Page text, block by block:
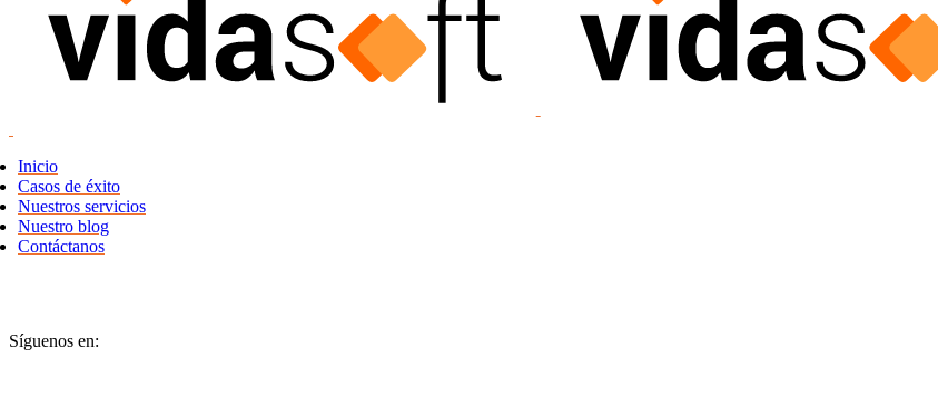
Inicio
Casos de éxito
Nuestros servicios
Nuestro blog
Contáctanos
Síguenos en: